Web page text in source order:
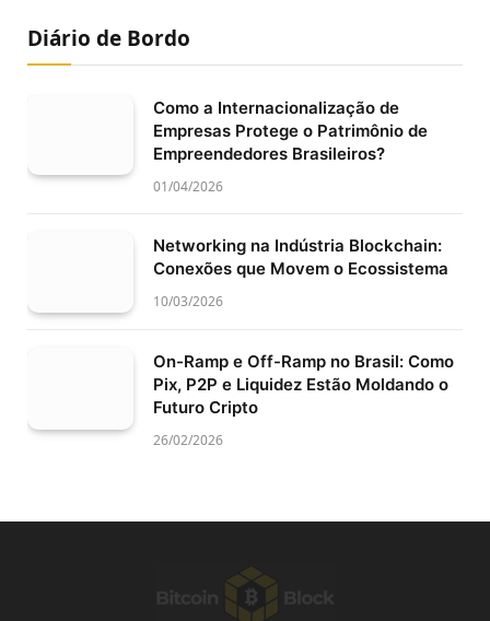
Diário de Bordo
Como a Internacionalização de
Empresas Protege o Patrimônio de
Empreendedores Brasileiros?
01/04/2026
Networking na Indústria Blockchain:
Conexões que Movem o Ecossistema
10/03/2026
On-Ramp e Off-Ramp no Brasil: Como
Pix, P2P e Liquidez Estão Moldando o
Futuro Cripto
26/02/2026